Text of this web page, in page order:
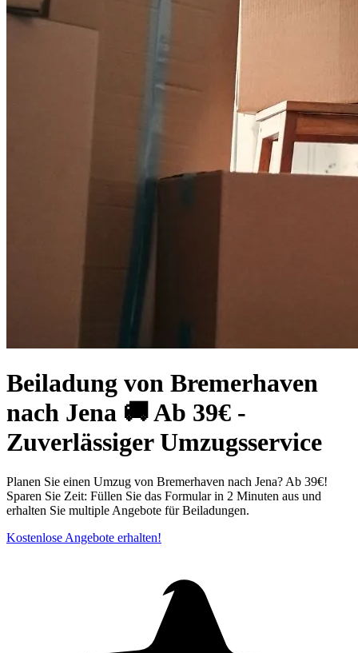
Beiladung von Bremerhaven
nach Jena 🚚 Ab 39€ -
Zuverlässiger Umzugsservice
Planen Sie einen Umzug von Bremerhaven nach Jena? Ab 39€!
Sparen Sie Zeit: Füllen Sie das Formular in 2 Minuten aus und
erhalten Sie multiple Angebote für Beiladungen.
Kostenlose Angebote erhalten!